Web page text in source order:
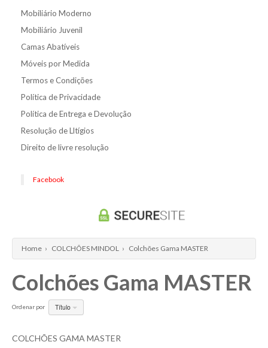
Mobiliário Moderno
Mobiliário Juvenil
Camas Abatíveis
Móveis por Medida
Termos e Condições
Política de Privacidade
Política de Entrega e Devolução
Resolução de Lltígios
Direito de livre resolução
Facebook
Home › COLCHÕES MINDOL › Colchões Gama MASTER
Colchões Gama MASTER
Ordenar por Título
COLCHÕES GAMA MASTER